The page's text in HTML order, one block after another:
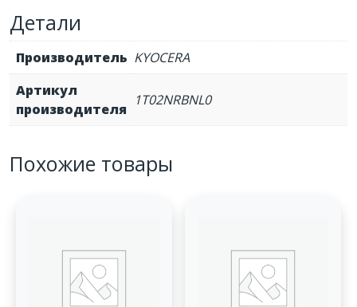
Детали
Производитель KYOCERA
Артикул
производителя
1T02NRBNL0
Похожие товары